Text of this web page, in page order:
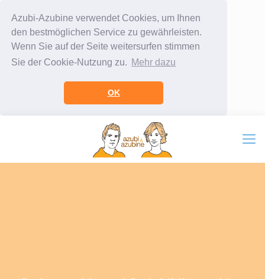
Azubi-Azubine verwendet Cookies, um Ihnen
den bestmöglichen Service zu gewährleisten.
Wenn Sie auf der Seite weitersurfen stimmen
Sie der Cookie-Nutzung zu. Mehr dazu
OK